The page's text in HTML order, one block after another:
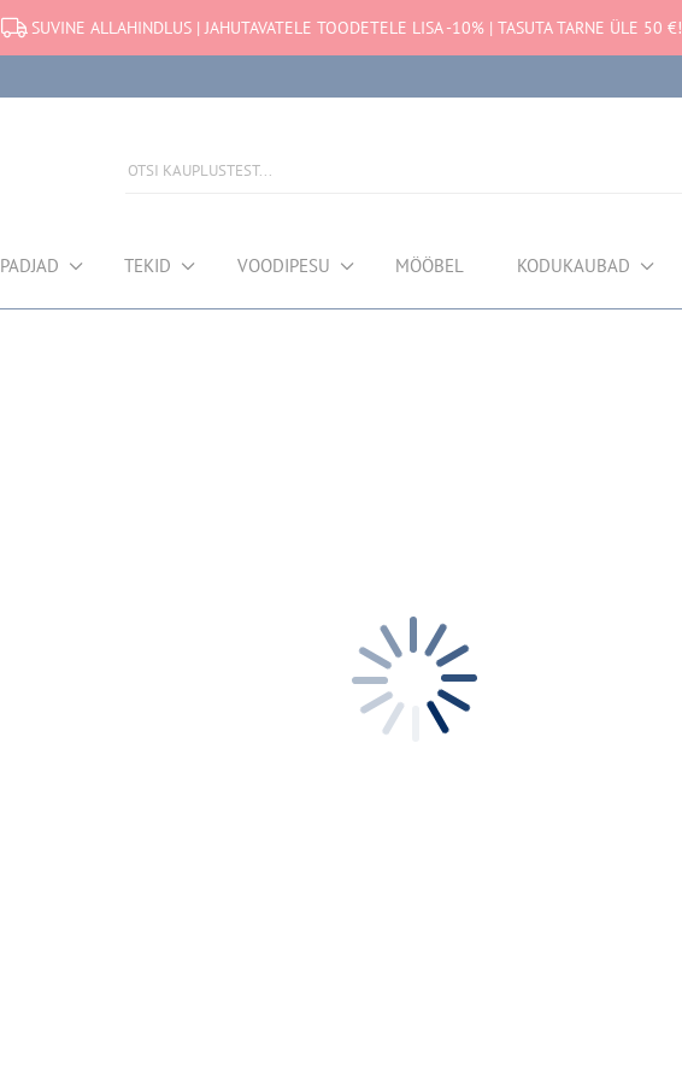
SUVINE ALLAHINDLUS | JAHUTAVATELE TOODETELE LISA -10% | TASUTA TARNE ÜLE 50 €!
PADJAD TEKID VOODIPESU MÖÖBEL KODUKAUBAD